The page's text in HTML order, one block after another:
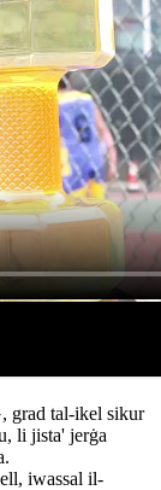
grad tal-ikel sikur
li jista' jerġa
iwassal il-